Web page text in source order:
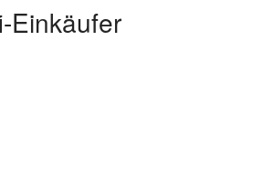
Einkäufer